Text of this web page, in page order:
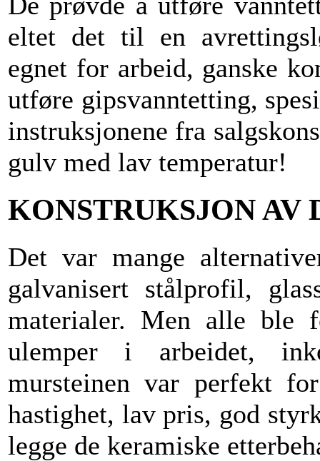
eltet det til en
egnet for arbeid, ganske
utføre gipsvanntetting,
instruksjonene fra
gulv med lav temperatur!
KONSTRUKSJON AV
Det var mange
galvanisert stålprofil,
materialer. Men alle ble
ulemper i arbeidet,
mursteinen var perfekt
hastighet, lav pris, god
legge de keramiske